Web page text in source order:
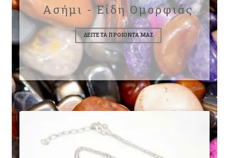
Ασήμι - Είδη Ομορφιάς
ΔΕΙΤΕ ΤΑ ΠΡΟΙΟΝΤΑ ΜΑΣ